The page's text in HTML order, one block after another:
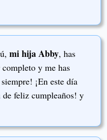
mi hija Abby, has
y me has
¡En este día
feliz cumpleaños! y